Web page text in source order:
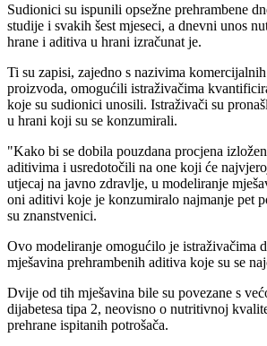
Sudionici su ispunili opsežne prehrambene
studije i svakih šest mjeseci, a dnevni unos
hrane i aditiva u hrani izračunat je.
Ti su zapisi, zajedno s nazivima
proizvoda, omogućili istraživačima
koje su sudionici unosili. Istraživači su
u hrani koji su se konzumirali.
"Kako bi se dobila pouzdana procjena
aditivima i usredotočili na one koji će
utjecaj na javno zdravlje, u modeliranje
oni aditivi koje je konzumiralo najmanje pet
su znanstvenici.
Ovo modeliranje omogućilo je istraživačima
mješavina prehrambenih aditiva koje su se
Dvije od tih mješavina bile su povezane s
dijabetesa tipa 2, neovisno o nutritivnoj
prehrane ispitanih potrošača.